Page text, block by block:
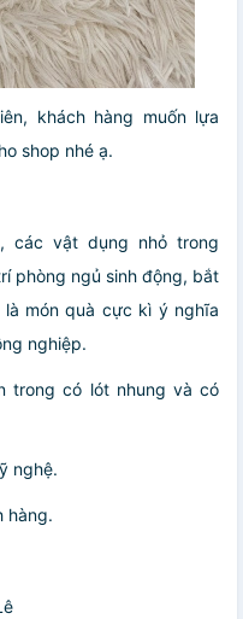
khách hàng muốn lựa
shop nhé ạ.
các vật dụng nhỏ trong
phòng ngủ sinh động, bắt
là món quà cực kì ý nghĩa
nghiệp.
trong có lót nhung và có
nghệ.
hàng.